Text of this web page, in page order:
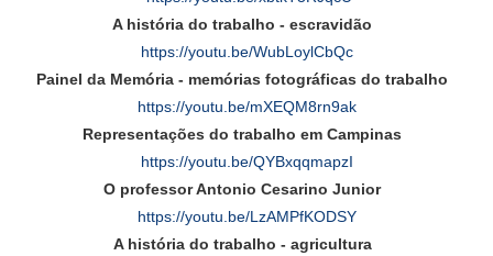
A história do trabalho - escravidão
https://youtu.be/WubLoylCbQc
Painel da Memória - memórias fotográficas do trabalho
https://youtu.be/mXEQM8rn9ak
Representações do trabalho em Campinas
https://youtu.be/QYBxqqmapzI
O professor Antonio Cesarino Junior
https://youtu.be/LzAMPfKODSY
A história do trabalho - agricultura